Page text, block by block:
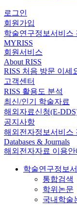
로그인
회원가입
학술연구정보서비스
MYRISS
회원서비스
About RISS
RISS 처음 방문 이세
고객센터
RISS 활용도 분석
최신/인기 학술자료
해외자료신청(E-
공지사항
해외전자정보서비스
Databases & Journals
해외전자자료 이용안
학술연구정보
통합검색
학위논문
국내학술